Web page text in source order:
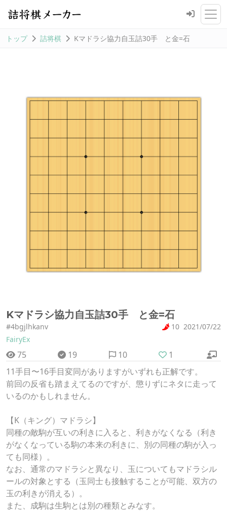
トップ 詰将棋 Kマドラシ協力自玉詰30手 と金=石
Kマドラシ協力自玉詰30手 と金=石
#4bgjlhkanv 10 2021/07/22
FairyEx
75 19 10
1
11手目〜16手目変同がありますがいずれも正解です。
前回の反省も踏まえてるのですが、懲りずにネタに走って
いるのかもしれません。
【K（キング）マドラシ】
同種の敵駒が互いの利きに入ると、利きがなくなる（利き
がなくなっている駒の本来の利きに、別の同種の駒が入っ
ても同様）。
なお、通常のマドラシと異なり、玉についてもマドラシル
ールの対象とする（玉同士も接触することが可能、双方の
玉の利きが消える）。
また、成駒は生駒とは別の種類とみなす。